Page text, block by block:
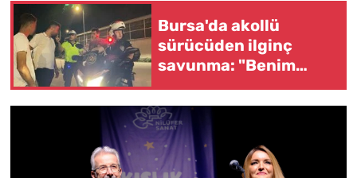
Bursa'da akollü
sürücüden ilginç
savunma: "Benim